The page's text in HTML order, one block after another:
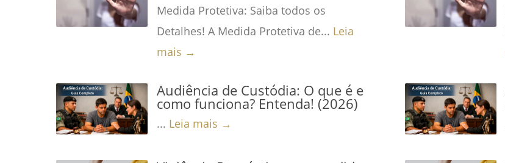
Medida Protetiva: Saiba todos os
Detalhes! A Medida Protetiva de... Leia
mais →
Audiência de Custódia: O que é e
como funciona? Entenda! (2026)
... Leia mais →